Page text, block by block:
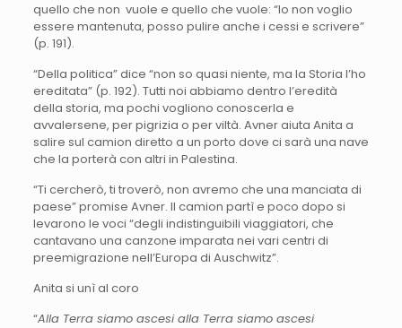
quello che non vuole e quello che vuole: “Io non voglio
essere mantenuta, posso pulire anche i cessi e scrivere”
(p. 191).
“Della politica” dice “non so quasi niente, ma la Storia l’ho
ereditata” (p. 192). Tutti noi abbiamo dentro l’eredità
della storia, ma pochi vogliono conoscerla e
avvalersene, per pigrizia o per viltà. Avner aiuta Anita a
salire sul camion diretto a un porto dove ci sarà una nave
che la porterà con altri in Palestina.
“Ti cercherò, ti troverò, non avremo che una manciata di
paese” promise Avner. Il camion partì e poco dopo si
levarono le voci “degli indistinguibili viaggiatori, che
cantavano una canzone imparata nei vari centri di
preemigrazione nell’Europa di Auschwitz”.
Anita si unì al coro
“Alla Terra siamo ascesi alla Terra siamo ascesi